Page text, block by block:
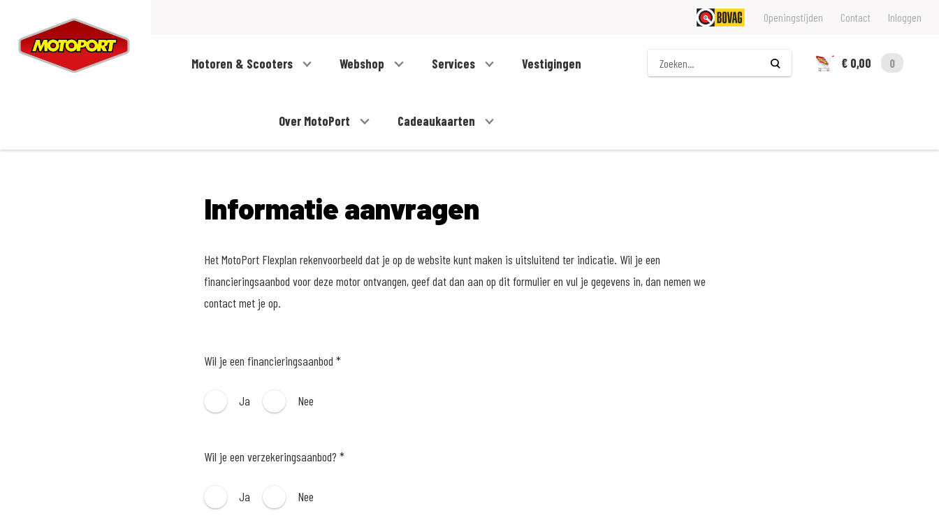
Openingstijden Contact Inloggen
Motoren & Scooters Webshop Services Vestigingen
Over MotoPort Cadeaukaarten
Zoeken
€ 0,00
0
Informatie aanvragen
Het MotoPort Flexplan rekenvoorbeeld dat je op de website kunt maken is uitsluitend ter indicatie. Wil je een
financieringsaanbod voor deze motor ontvangen, geef dat dan aan op dit formulier en vul je gegevens in, dan nemen we
contact met je op.
Wil je een financieringsaanbod *
Ja Nee
Wil je een verzekeringsaanbod? *
Ja Nee